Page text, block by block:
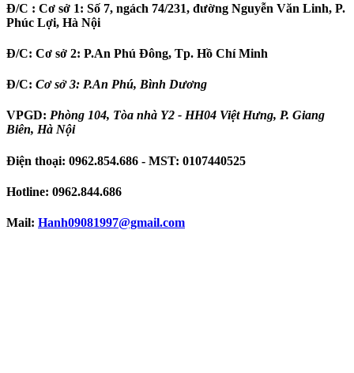
Đ/C : Cơ sở 1: Số 7, ngách 74/231, đường Nguyễn Văn Linh, P.
Phúc Lợi, Hà Nội
Đ/C: Cơ sở 2: P.An Phú Đông, Tp. Hồ Chí Minh
Đ/C: Cơ sở 3: P.An Phú, Bình Dương
VPGD: Phòng 104, Tòa nhà Y2 - HH04 Việt Hưng, P. Giang
Biên, Hà Nội
Điện thoại: 0962.854.686 - MST: 0107440525
Hotline: 0962.844.686
Mail: Hanh09081997@gmail.com